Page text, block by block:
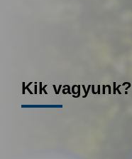
Kik vagyunk?